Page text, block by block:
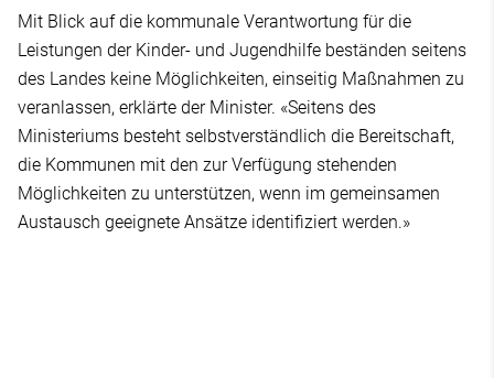
Mit Blick auf die kommunale Verantwortung für die
Leistungen der Kinder- und Jugendhilfe beständen seitens
des Landes keine Möglichkeiten, einseitig Maßnahmen zu
veranlassen, erklärte der Minister. «Seitens des
Ministeriums besteht selbstverständlich die Bereitschaft,
die Kommunen mit den zur Verfügung stehenden
Möglichkeiten zu unterstützen, wenn im gemeinsamen
Austausch geeignete Ansätze identifiziert werden.»